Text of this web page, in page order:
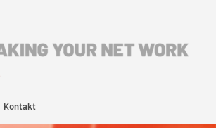
Kontakt